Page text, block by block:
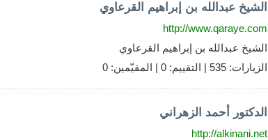
الشيخ عبدالله بن إبراهيم القرعاوي
http://www.qaraye.com
الشيخ عبدالله بن إبراهيم القرعاوي
الزيارات: 535 | التقييم: 0 | المقيّمين: 0
الدكتور أحمد الزهراني
http://alkinani.net